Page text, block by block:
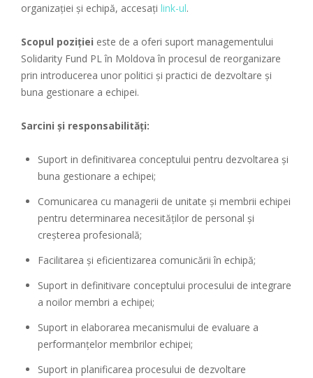
organizației și echipă, accesați link-ul.
Scopul poziției este de a oferi suport managementului
Solidarity Fund PL în Moldova în procesul de reorganizare
prin introducerea unor politici și practici de dezvoltare și
buna gestionare a echipei.
Sarcini și responsabilități:
Suport in definitivarea conceptului pentru dezvoltarea și
buna gestionare a echipei;
Comunicarea cu managerii de unitate și membrii echipei
pentru determinarea necesităților de personal și
creșterea profesională;
Facilitarea și eficientizarea comunicării în echipă;
Suport in definitivare conceptului procesului de integrare
a noilor membri a echipei;
Suport in elaborarea mecanismului de evaluare a
performanțelor membrilor echipei;
Suport in planificarea procesului de dezvoltare